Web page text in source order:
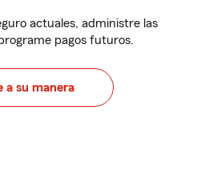
actuales, administre las
pagos futuros.
a su manera